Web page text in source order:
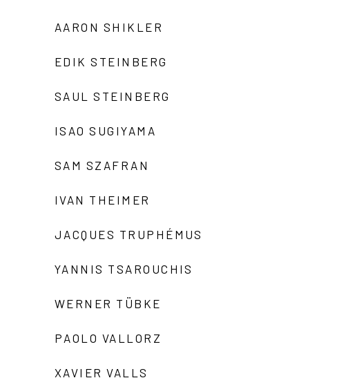
AARON SHIKLER
EDIK STEINBERG
SAUL STEINBERG
ISAO SUGIYAMA
SAM SZAFRAN
IVAN THEIMER
JACQUES TRUPHÉMUS
YANNIS TSAROUCHIS
WERNER TÜBKE
PAOLO VALLORZ
XAVIER VALLS